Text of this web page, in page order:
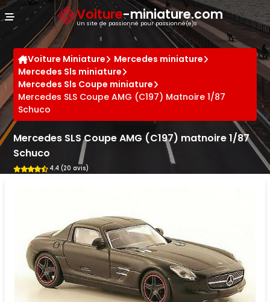
Voiture-miniature.com
Un site de passionné pour passionné(e)s
Voiture Miniature
Mercedes miniature
Mercedes Sls miniature
Mercedes Sls Coupe miniature
Mercedes SLS Coupe AMG (C197) Matnoire 1/87
Schuco
Mercedes SLS Coupe AMG (C197) matnoire 1/87
Schuco
4.4 (20 avis)
Panneau de gestion des cookies